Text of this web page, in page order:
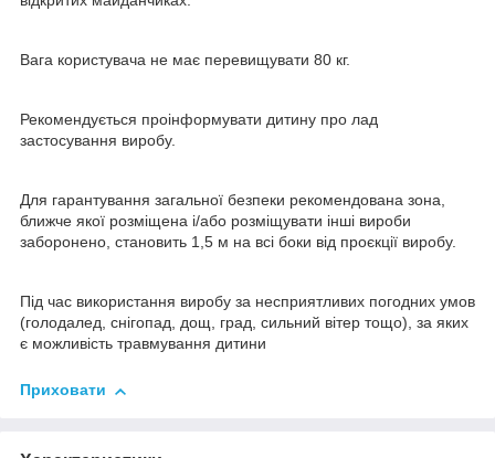
Вага користувача не має перевищувати 80 кг.
Рекомендується проінформувати дитину про лад
застосування виробу.
Для гарантування загальної безпеки рекомендована зона,
ближче якої розміщена і/або розміщувати інші вироби
заборонено, становить 1,5 м на всі боки від проєкції виробу.
Під час використання виробу за несприятливих погодних умов
(голодалед, снігопад, дощ, град, сильний вітер тощо), за яких
є можливість травмування дитини
Приховати